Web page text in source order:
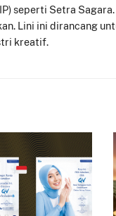
seperti Setra
Lini ini dirancang
kreatif.